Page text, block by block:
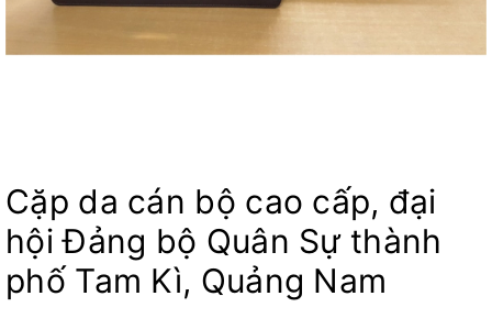
Cặp da cán bộ cao cấp, đại
hội Đảng bộ Quân Sự thành
phố Tam Kì, Quảng Nam